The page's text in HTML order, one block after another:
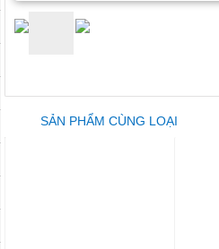
SẢN PHẨM CÙNG LOẠI